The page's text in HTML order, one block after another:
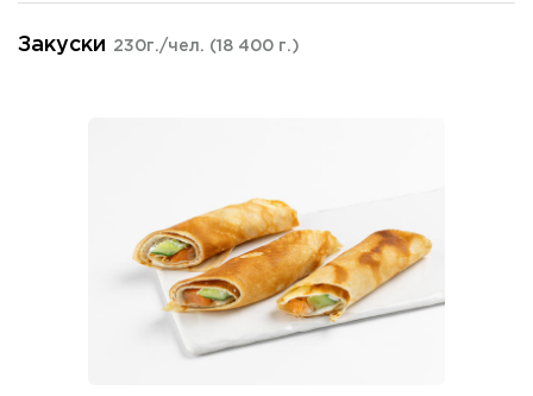
Закуски 230г./чел. (18 400 г.)